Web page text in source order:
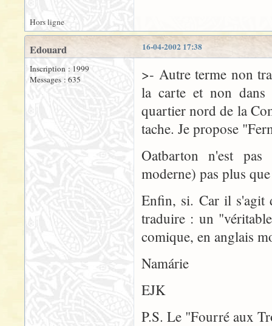
Hors ligne
16-04-2002 17:38
Edouard
Inscription : 1999
Messages : 635
>- Autre terme non
la carte et non
quartier nord de la
tache. Je propose
Oatbarton n'est
moderne) pas plus
Enfin, si. Car il s'agit
traduire : un
comique, en anglais
Namárie
EJK
P.S. Le "Fourré aux